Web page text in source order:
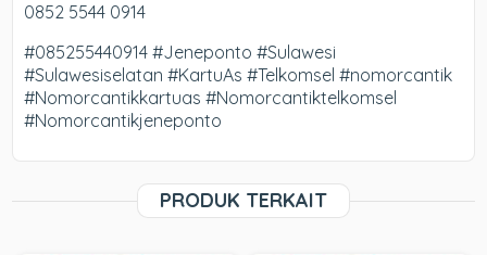
0852 5544 0914
#085255440914 #Jeneponto #Sulawesi
#Sulawesiselatan #KartuAs #Telkomsel #nomorcantik
#Nomorcantikkartuas #Nomorcantiktelkomsel
#Nomorcantikjeneponto
PRODUK TERKAIT